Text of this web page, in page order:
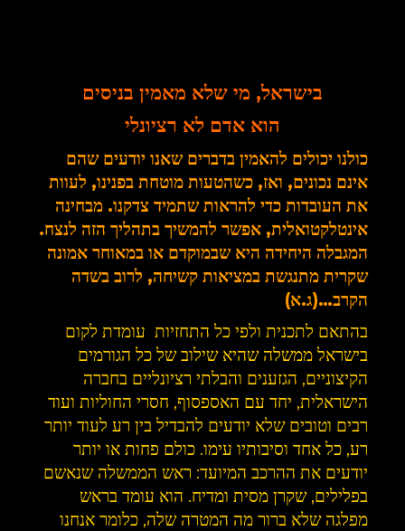
בישראל, מי שלא מאמין בניסים
הוא אדם לא רציונלי
כולנו יכולים להאמין בדברים שאנו יודעים שהם
אינם נכונים, ואז, כשהטעות מוטחת בפנינו, לעוות
את העובדות כדי להראות שתמיד צדקנו. מבחינה
אינטלקטואלית, אפשר להמשיך בתהליך הזה לנצח.
המגבלה היחידה היא שבמוקדם או במאוחר אמונה
שקרית מתנגשת במציאות קשיחה, לרוב בשדה
הקרב…(ג.א)
בהתאם לתכנית ולפי כל התחזיות עומדת לקום
בישראל ממשלה שהיא שילוב של כל הגורמים
הקיצוניים, הגזענים והבלתי רציונליים בחברה
הישראלית, יחד עם האספסוף, חסרי החוליות ועוד
רבים וטובים שלא יודעים להבדיל בין רע לעוד יותר
רע, כל אחד וסיבותיו עימו. כולם פחות או יותר
יודעים את ההרכב המיועד: ראש הממשלה שנאשם
בפלילים, שקרן מסית ומדיח. הוא עומד בראש
מפלגה שלא ברור מה המטרה שלה, כלומר אנחנו